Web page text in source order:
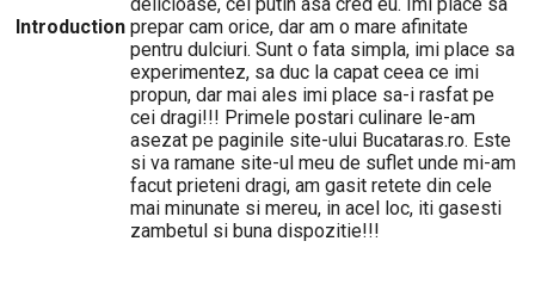
Introduction prepar cam orice, dar am o mare afinitate
pentru dulciuri. Sunt o fata simpla, imi place sa
experimentez, sa duc la capat ceea ce imi
propun, dar mai ales imi place sa-i rasfat pe
cei dragi!!! Primele postari culinare le-am
asezat pe paginile site-ului Bucataras.ro. Este
si va ramane site-ul meu de suflet unde mi-am
facut prieteni dragi, am gasit retete din cele
mai minunate si mereu, in acel loc, iti gasesti
zambetul si buna dispozitie!!!